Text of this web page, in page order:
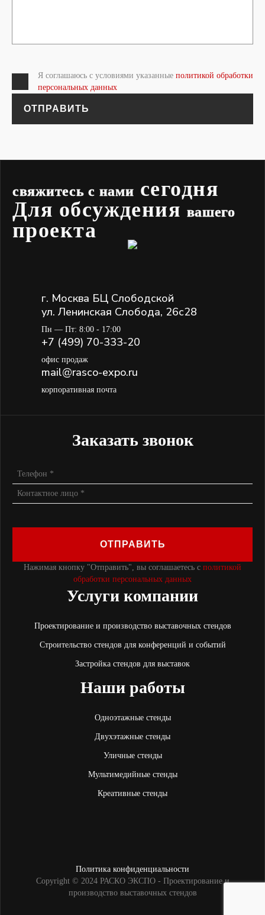
Я соглашаюсь с условиями указанные политикой обработки
персональных данных
ОТПРАВИТЬ
свяжитесь с нами сегодня
Для обсуждения вашего
проекта
г. Москва БЦ Слободской
ул. Ленинская Слобода, 26с28
Пн — Пт: 8:00 - 17:00
+7 (499) 70-333-20
офис продаж
mail@rasco-expo.ru
корпоративная почта
Услуги компании
Проектирование и производство выставочных стендов
Строительство стендов для конференций и событий
Застройка стендов для выставок
Наши работы
Одноэтажные стенды
Двухэтажные стенды
Уличные стенды
Мультимедийные стенды
Креативные стенды
Заказать звонок
ОТПРАВИТЬ
Нажимая кнопку "Отправить", вы соглашаетесь с политикой
обработки персональных данных
Copyright © 2024 РАСКО ЭКСПО - Проектирование и
производство выставочных стендов
Политика конфиденциальности